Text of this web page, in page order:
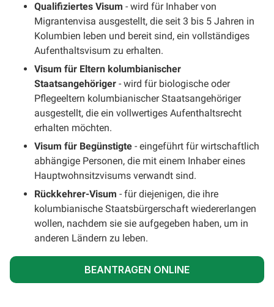
Qualifiziertes Visum - wird für Inhaber von
Migrantenvisa ausgestellt, die seit 3 bis 5 Jahren in
Kolumbien leben und bereit sind, ein vollständiges
Aufenthaltsvisum zu erhalten.
Visum für Eltern kolumbianischer
Staatsangehöriger - wird für biologische oder
Pflegeeltern kolumbianischer Staatsangehöriger
ausgestellt, die ein vollwertiges Aufenthaltsrecht
erhalten möchten.
Visum für Begünstigte - eingeführt für wirtschaftlich
abhängige Personen, die mit einem Inhaber eines
Hauptwohnsitzvisums verwandt sind.
Rückkehrer-Visum - für diejenigen, die ihre
kolumbianische Staatsbürgerschaft wiedererlangen
wollen, nachdem sie sie aufgegeben haben, um in
anderen Ländern zu leben.
BEANTRAGEN ONLINE